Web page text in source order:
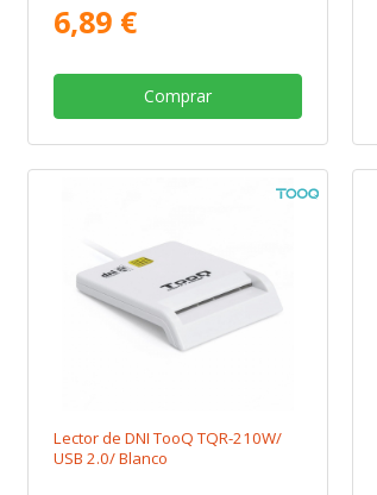
6,89 €
Comprar
Lector de DNI TooQ TQR-210W/
USB 2.0/ Blanco